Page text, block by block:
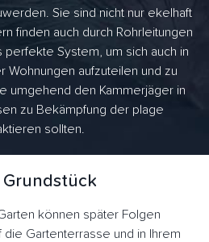
Sie sind nicht nur ekelhaft
finden auch durch Rohrleitungen
perfekte System, um sich auch in
Wohnungen aufzuteilen und zu
umgehend den Kammerjäger in
zu Bekämpfung der plage
sollten.
können später Folgen
die Gartenterrasse und in Ihrem